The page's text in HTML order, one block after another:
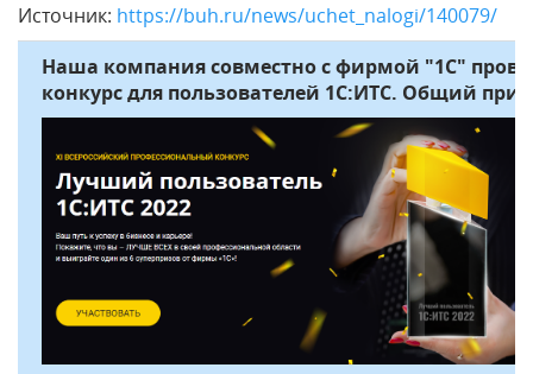
Источник: https://buh.ru/news/uchet_nalogi/140079/
Наша компания совместно с фирмой "1С"
конкурс для пользователей 1С:ИТС. Общий